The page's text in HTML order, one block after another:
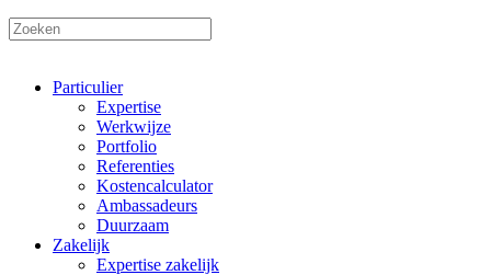
Particulier
Expertise
Werkwijze
Portfolio
Referenties
Kostencalculator
Ambassadeurs
Duurzaam
Zakelijk
Expertise zakelijk